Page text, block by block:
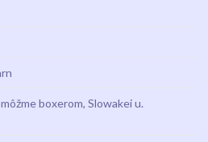
boxerom, Slowakei u.